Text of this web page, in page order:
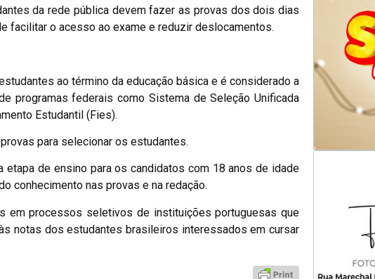
da rede pública devem fazer as provas dos dois dias
facilitar o acesso ao exame e reduzir deslocamentos.
ao término da educação básica e é considerado a
programas federais como Sistema de Seleção Unificada
Estudantil (Fies).
para selecionar os estudantes.
de ensino para os candidatos com 18 anos de idade
conhecimento nas provas e na redação.
em processos seletivos de instituições portuguesas que
notas dos estudantes brasileiros interessados em cursar